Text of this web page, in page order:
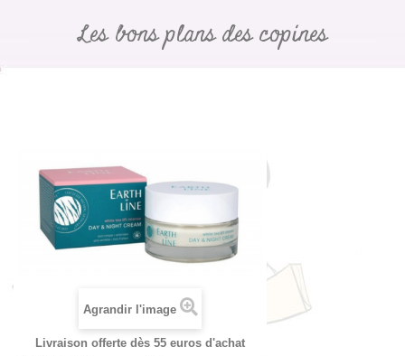
Les bons plans des copines
Agrandir l'image
Livraison offerte dès 55 euros d'achat